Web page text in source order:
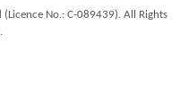
No.: C-089439). All Rights